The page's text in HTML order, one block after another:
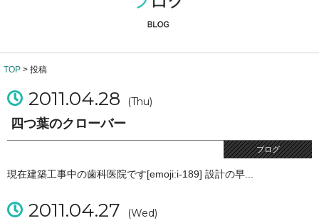
TOP > 投稿
2011.04.28 (Thu)
四つ葉のクローバー
ブログ
現在建築工事中の歯科医院です[emoji:i-189] 設計の早...
2011.04.27 (Wed)